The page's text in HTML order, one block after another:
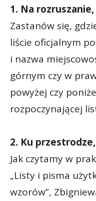
1. Na
Zastanów się,
liście oficjalnym
i nazwa
górnym czy w
powyżej czy
rozpoczynającej
2. Ku
Jak czytamy w
„Listy i pisma
wzorów”,